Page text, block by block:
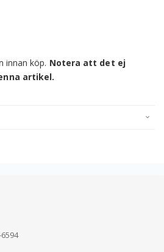
innan köp. Notera att det ej
artikel.